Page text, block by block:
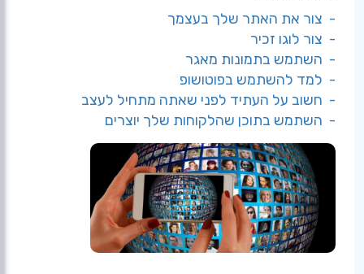
- צור את האתר שלך בעצמך
- צור לוגו זכיר
- השתמש בתמונות מאגר
- למד להשתמש בפוטושופ
- חשוב על העתיד לפני שאתה מתחיל לעצב
- השתמש בתוכן שהלקוחות שלך יוצרים